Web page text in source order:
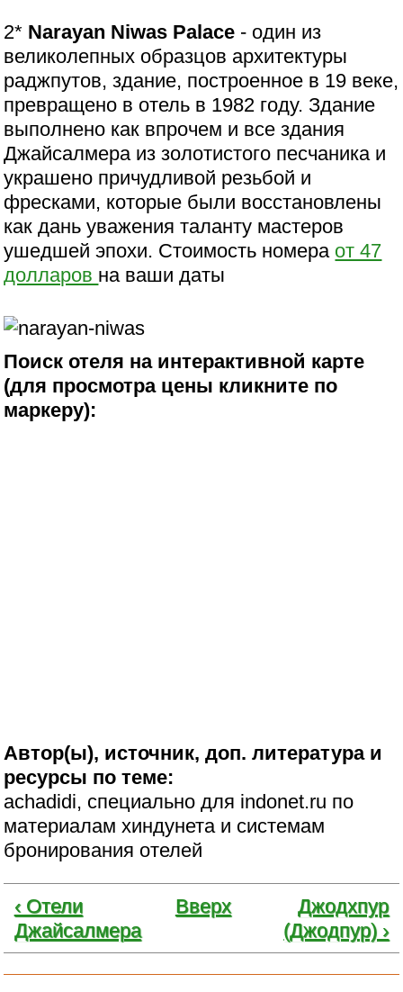
2* Narayan Niwas Palace - один из
великолепных образцов архитектуры
раджпутов, здание, построенное в 19 веке,
превращено в отель в 1982 году. Здание
выполнено как впрочем и все здания
Джайсалмера из золотистого песчаника и
украшено причудливой резьбой и
фресками, которые были восстановлены
как дань уважения таланту мастеров
ушедшей эпохи. Стоимость номера от 47
долларов на ваши даты
Поиск отеля на интерактивной карте
(для просмотра цены кликните по
маркеру):
Автор(ы), источник, доп. литература и
ресурсы по теме:
achadidi, специально для indonet.ru по
материалам хиндунета и системам
бронирования отелей
‹ Отели
Джайсалмера
Вверх
Джодхпур
(Джодпур) ›